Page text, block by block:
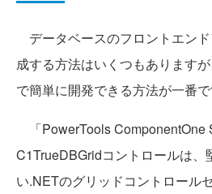
データベースのフロントエン
成する方法はいくつもあります
で簡単に開発できる方法が一番で
「PowerTools ComponentOne
C1TrueDBGridコントロールは、
い.NETのグリッドコントロール